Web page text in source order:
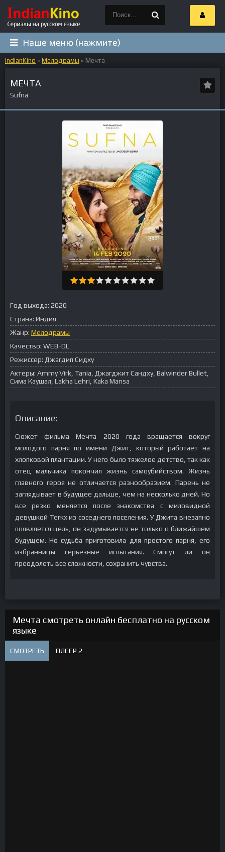
Наше меню (нажмите)
IndianKino » Мелодрамы » Мечта
МЕЧТА
Sufna
Год выхода: 2020
Страна: Индия
Жанр: Мелодрамы
Качество: WEB-DL
Режиссер: Джагдип Сидху
Актеры: Ammy Virk, Tania, Джагджит Сандху, Balwinder Bullet,
Сима Каушал, Lakha Lehri, Kaka Mansa
Описание:
Сюжет фильма Мечта 2020 года вращается вокруг
молодого парня по имени Джит, который работает на
хлопковой плантации. У него было тяжелое детство, так как
отец мальчика покончил жизнь самоубийством. Жизнь
главного героя не отличается разнообразием. Парень не
заглядывает в будущее дальше, чем на несколько дней. Но
все резко меняется после знакомства с миловидной
девушкой Тегкх из соседнего поселения. У Джита внезапно
появляется цель, он задумывается не только о ближайшем
будущем. Но судьба приготовила для простого парня, его
избранницы серьезные испытания. Смогут ли он
преодолеть все сложности, сохранить чувства.
Мечта смотреть онлайн бесплатно на русском
языке
СМОТРЕТЬ ПЛЕЕР 2